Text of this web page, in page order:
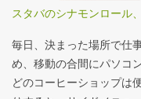
スタバのシナモンロール
毎日、決まった場所で仕
め、移動の合間にパソコ
どのコーヒーショップは